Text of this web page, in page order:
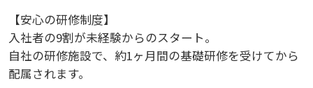
【安心の研修制度】
入社者の9割が未経験からのスタート。
自社の研修施設で、約1ヶ月間の基礎研修を受けてから
配属されます。